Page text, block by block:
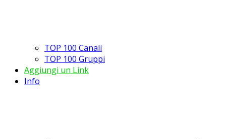
TOP 100 Canali
TOP 100 Gruppi
Aggiungi un Link
Info